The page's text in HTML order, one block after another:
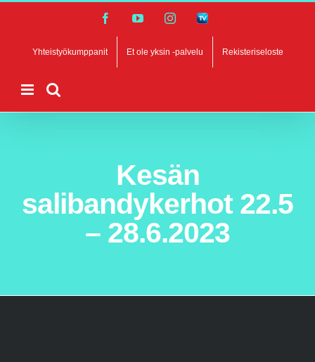
content
FacebookYouTubeInstagramSalibandyTV
Yhteistyökumppanit Et ole yksin -palvelu Rekisteriseloste
Kesän
salibandykerhot 22.5
– 28.6.2023